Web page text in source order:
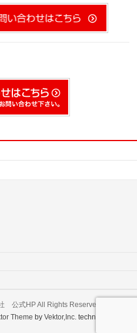
公式HPAll Rights Reserved.
Theme byVektor,Inc. technology.